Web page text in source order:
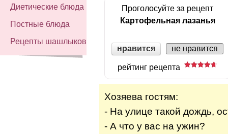
Диетические блюда
Постные блюда
Рецепты шашлыков
Проголосуйте за рецепт
Картофельная лазанья
нравится не нравится
рейтинг рецепта
Хозяева гостям:
- На улице такой дождь,
- А что у вас на ужин?